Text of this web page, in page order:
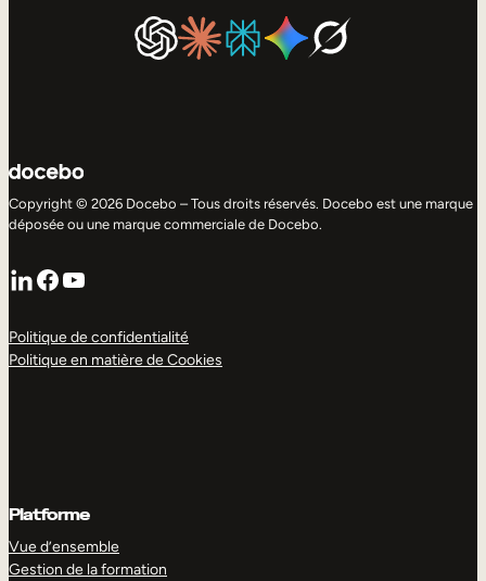
Copyright © 2026 Docebo – Tous droits réservés. Docebo est une marque
déposée ou une marque commerciale de Docebo.
LinkedIn
Facebook
YouTube
Politique de confidentialité
Politique en matière de Cookies
Platforme
Vue d’ensemble
Gestion de la formation